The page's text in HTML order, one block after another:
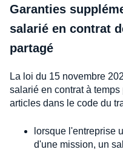
Garanties
salarié en contrat
partagé
La loi du 15 novembre
salarié en contrat à
articles dans le code du
lorsque l'entreprise
d'une mission, un